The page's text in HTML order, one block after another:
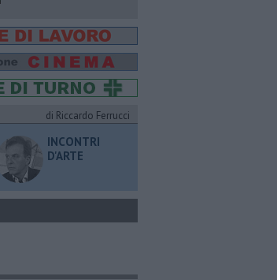
di Riccardo Ferrucci
INCONTRI
D'ARTE